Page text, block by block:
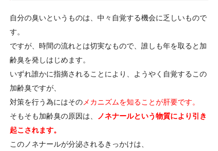
自分の臭いというものは、中々自覚する機会に乏しいもので
す。
ですが、時間の流れとは切実なもので、誰しも年を取ると加
齢臭を発しはじめます。
いずれ誰かに指摘されることにより、ようやく自覚するこの
加齢臭ですが、
対策を行う為にはその メカニズムを知ることが肝要です。
そもそも加齢臭の原因は、
ノネナールという物質により引き
起こされます。
このノネナールが分泌されるきっかけは、